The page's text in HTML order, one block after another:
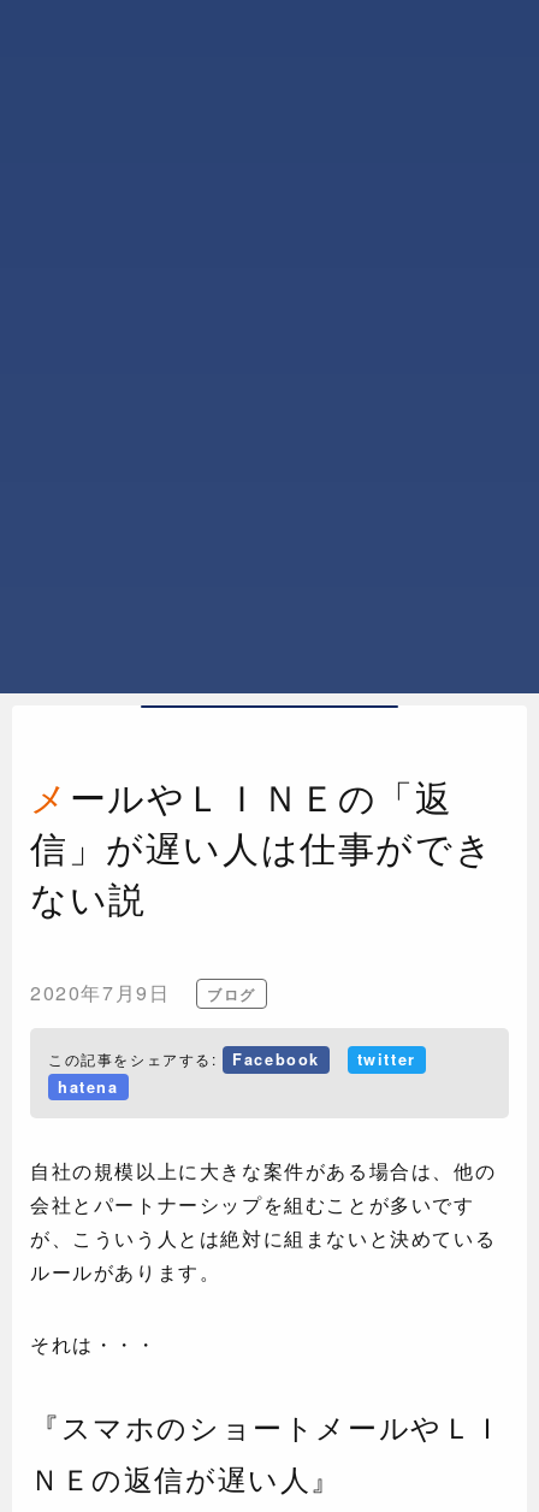
メールやＬＩＮＥの「返
信」が遅い人は仕事ができ
ない説
2020年7月9日 ブログ
この記事をシェアする: Facebook
twitter
hatena
自社の規模以上に大きな案件がある場合は、他の
会社とパートナーシップを組むことが多いです
が、こういう人とは絶対に組まないと決めている
ルールがあります。
それは・・・
『スマホのショートメールやＬＩ
ＮＥの返信が遅い人』